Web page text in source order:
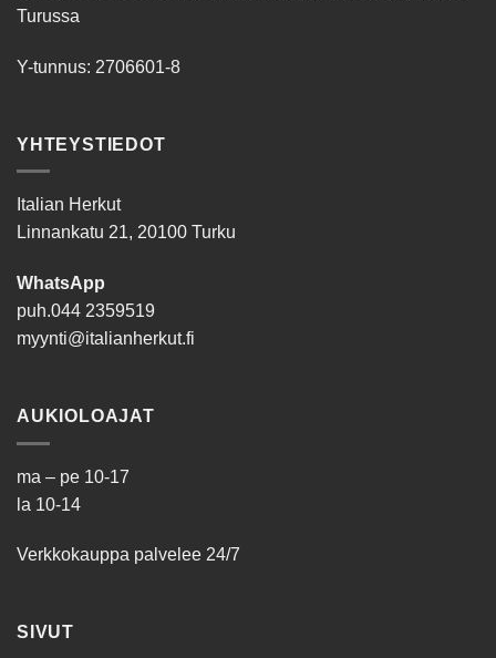
Turussa
Y-tunnus: 2706601-8
YHTEYSTIEDOT
Italian Herkut
Linnankatu 21, 20100 Turku
WhatsApp
puh.044 2359519
myynti@italianherkut.fi
AUKIOLOAJAT
ma – pe 10-17
la 10-14
Verkkokauppa palvelee 24/7
SIVUT